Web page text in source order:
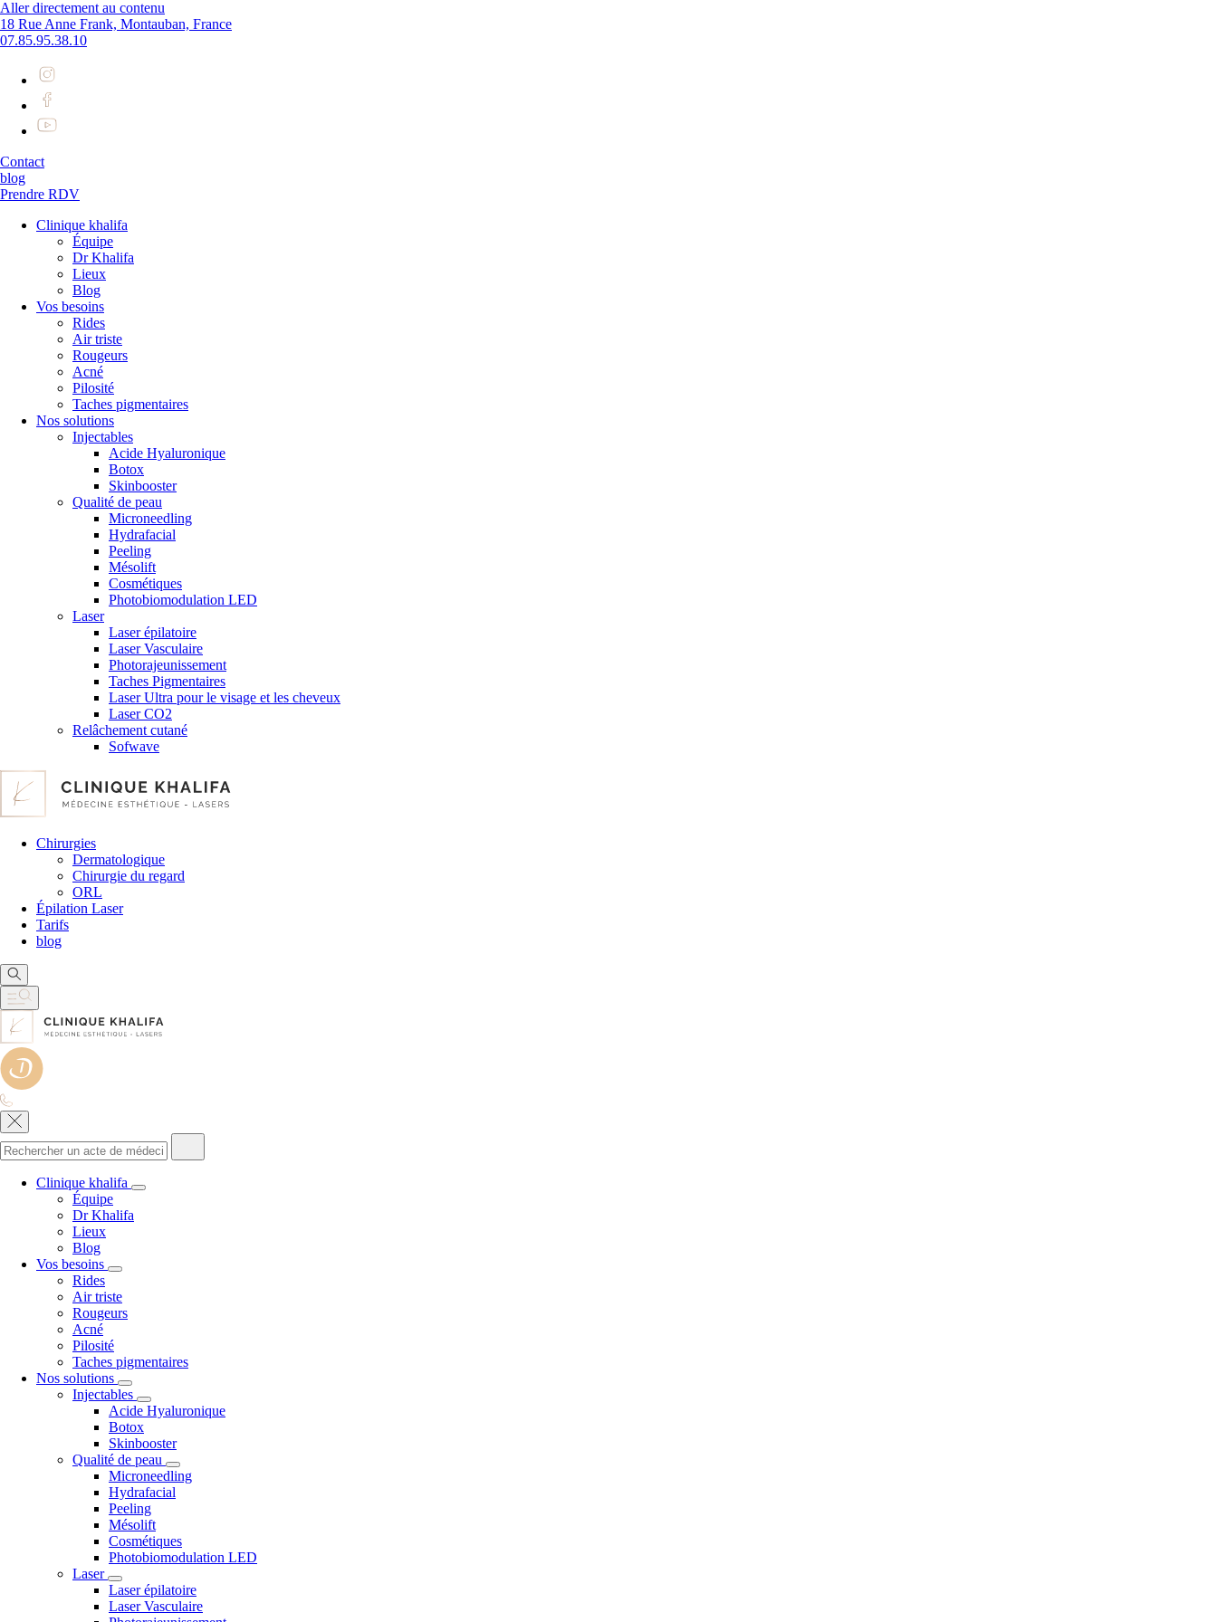
Aller directement au contenu
18 Rue Anne Frank, Montauban, France
07.85.95.38.10
Contact
blog
Prendre RDV
Clinique khalifa
Équipe
Dr Khalifa
Lieux
Blog
Vos besoins
Rides
Air triste
Rougeurs
Acné
Pilosité
Taches pigmentaires
Nos solutions
Injectables
Acide Hyaluronique
Botox
Skinbooster
Qualité de peau
Microneedling
Hydrafacial
Peeling
Mésolift
Cosmétiques
Photobiomodulation LED
Laser
Laser épilatoire
Laser Vasculaire
Photorajeunissement
Taches Pigmentaires
Laser Ultra pour le visage et les cheveux
Laser CO2
Relâchement cutané
Sofwave
Chirurgies
Dermatologique
Chirurgie du regard
ORL
Épilation Laser
Tarifs
blog
Clinique khalifa
Équipe
Dr Khalifa
Lieux
Blog
Vos besoins
Rides
Air triste
Rougeurs
Acné
Pilosité
Taches pigmentaires
Nos solutions
Injectables
Acide Hyaluronique
Botox
Skinbooster
Qualité de peau
Microneedling
Hydrafacial
Peeling
Mésolift
Cosmétiques
Photobiomodulation LED
Laser
Laser épilatoire
Laser Vasculaire